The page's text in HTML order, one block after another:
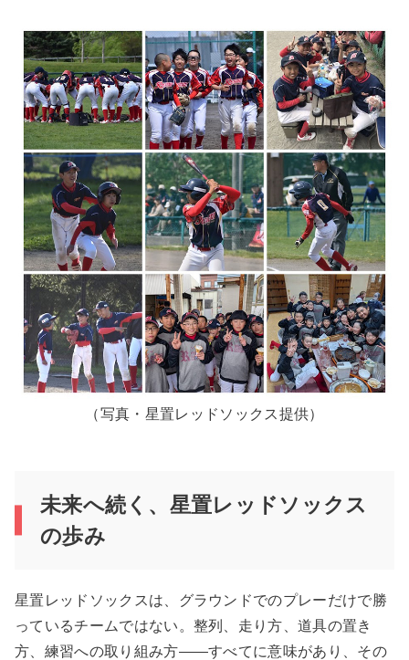
（写真・星置レッドソックス提供）
未来へ続く、星置レッドソックス
の歩み
星置レッドソックスは、グラウンドでのプレーだけで勝
っているチームではない。整列、走り方、道具の置き
方、練習への取り組み方――すべてに意味があり、その